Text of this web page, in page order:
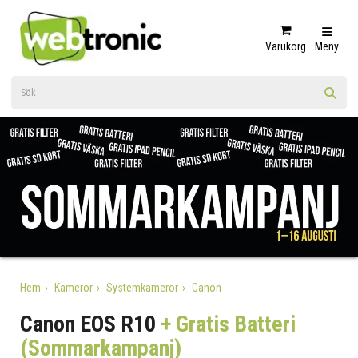
Varukorg Meny
Hem Kameror Systemkameror Canon
Canon EOS R10 + Gratis Batteri
(Sommarkampanj)